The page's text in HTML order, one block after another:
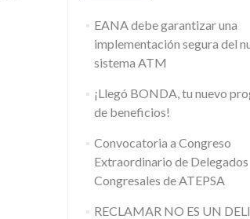
EANA debe garantizar una
implementación segura del
sistema ATM
¡Llegó BONDA, tu nuevo
de beneficios!
Convocatoria a Congreso
Extraordinario de Delegados
Congresales de ATEPSA
RECLAMAR NO ES UN